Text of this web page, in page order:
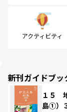
アクティビティ
新刊ガイドブッ
１５
島①）